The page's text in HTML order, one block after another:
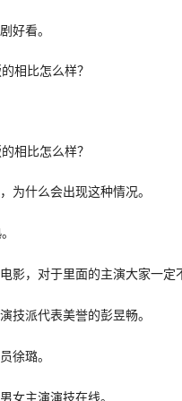
好看。
为什么会出现这种情况。
影，对于里面的主演大家一定
技派代表美誉的彭昱畅。
徐璐。
女主演演技在线。